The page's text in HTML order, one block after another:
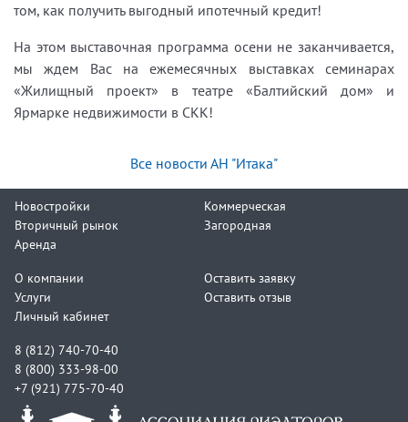
том, как получить выгодный ипотечный кредит!
На этом выставочная программа осени не заканчивается,
мы ждем Вас на ежемесячных выставках семинарах
«Жилищный проект» в театре «Балтийский дом» и
Ярмарке недвижимости в СКК!
Все новости АН "Итака"
Новостройки
Вторичный рынок
Аренда
Коммерческая
Загородная
О компании
Услуги
Личный кабинет
Оставить заявку
Оставить отзыв
8 (812) 740-70-40
8 (800) 333-98-00
+7 (921) 775-70-40